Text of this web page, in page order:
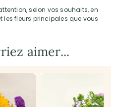
selon vos souhaits, en
les fleurs principales que vous
aimer...